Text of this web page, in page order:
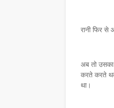
रानी फिर से
अब तो उसका
करते करते थक
था।